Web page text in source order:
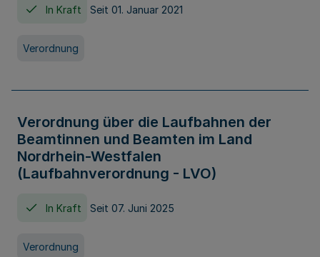
In Kraft Seit 01. Januar 2021
Verordnung
Verordnung über die Laufbahnen der
Beamtinnen und Beamten im Land
Nordrhein-Westfalen
(Laufbahnverordnung - LVO)
In Kraft Seit 07. Juni 2025
Verordnung